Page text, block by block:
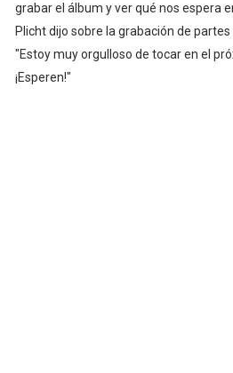
grabar el álbum y ver qué nos espera
Plicht dijo sobre la grabación de
"Estoy muy orgulloso de tocar en el
¡Esperen!"